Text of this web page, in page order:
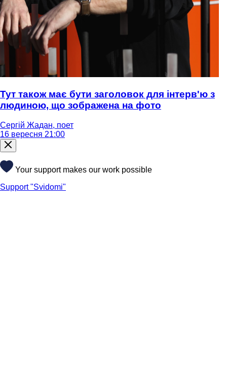
Тут також має бути заголовок для інтерв'ю з
людиною, що зображена на фото
Сергій Жадан, поет
16 вересня 21:00
Your support makes our work possible
Support "Svidomi"